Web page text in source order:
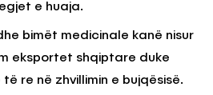
e huaja.
bimët medicinale kanë nisur
eksportet shqiptare duke
re në zhvillimin e bujqësisë.